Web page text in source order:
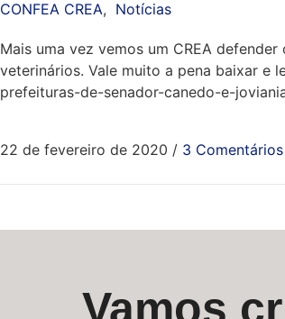
CONFEA CREA, Notícias
Mais uma vez vemos um CREA
veterinários. Vale muito a pena baixar
prefeituras-de-senador-canedo-e-
22 de fevereiro de 2020 / 3 Comentários
Vamos